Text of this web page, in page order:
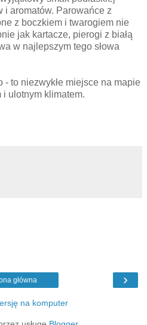
i aromatów. Parowańce z
z boczkiem i twarogiem nie
jak kartacze, pierogi z białą
w najlepszym tego słowa
to niezwykłe miejsce na mapie
ulotnym klimatem.
›
główna
na komputer